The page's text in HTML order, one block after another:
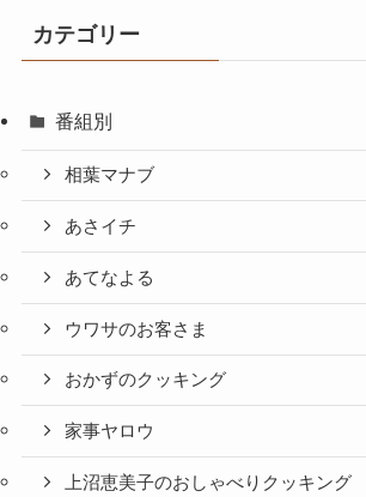
カテゴリー
番組別
相葉マナブ
あさイチ
あてなよる
ウワサのお客さま
おかずのクッキング
家事ヤロウ
上沼恵美子のおしゃべりクッキング